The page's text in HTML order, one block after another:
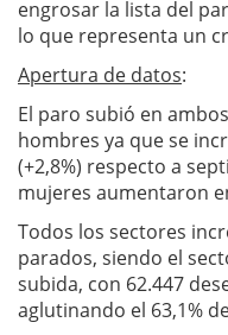
engrosar la lista del
lo que representa un
Apertura de datos:
El paro subió en
hombres ya que se
(+2,8%) respecto a
mujeres aumentaron
Todos los sectores
parados, siendo el
subida, con 62.447
aglutinando el 63,1%